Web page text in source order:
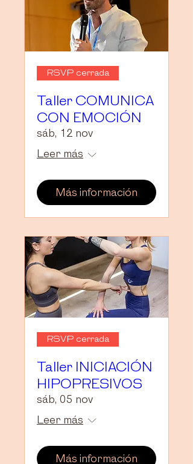
RSVP cerrada
Taller COMUNICA
CON EMOCIÓN
sáb, 12 nov
Leer más
Más información
RSVP cerrada
Taller INICIACIÓN
HIPOPRESIVOS
sáb, 05 nov
Leer más
Más información